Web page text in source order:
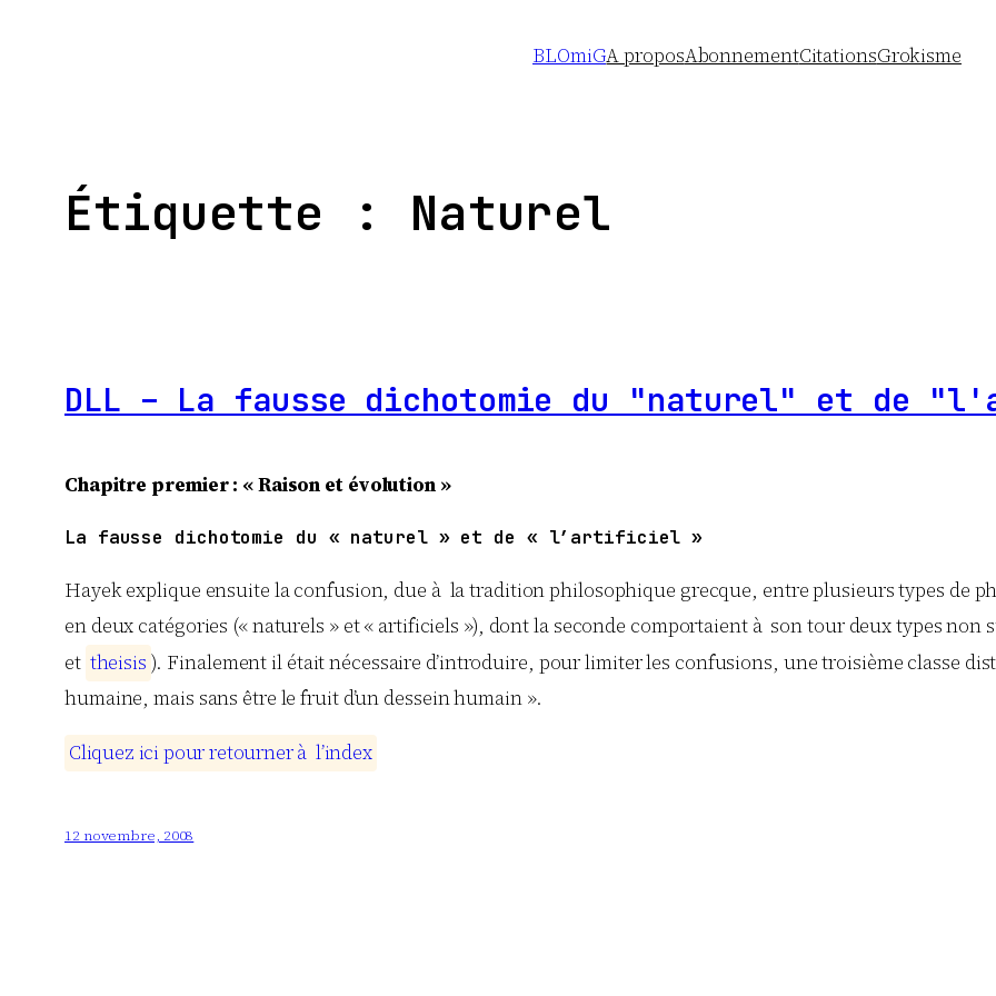
BLOmiGA proposAbonnementCitationsGrokisme
Étiquette : Naturel
DLL – La fausse dichotomie du "naturel" et de
Chapitre premier : « Raison et évolution »
La fausse dichotomie du « naturel » et de « l’artificiel »
Hayekexplique ensuite la confusion, due à la tradition philosophique grecque, entre plusieurs types de
en deux catégories (« naturels » et « artificiels »), dont la seconde comportaient à son tour deux types
et theisis ). Finalement il était nécessaire d’introduire, pour limiter les confusions, une troisième classe
humaine, mais sans être le fruit d’un dessein humain ».
Cliquez icipourretournerà l’index
12 novembre, 2008